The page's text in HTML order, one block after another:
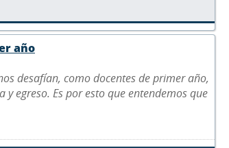
año
desafían, como docentes de primer año,
egreso. Es por esto que entendemos que